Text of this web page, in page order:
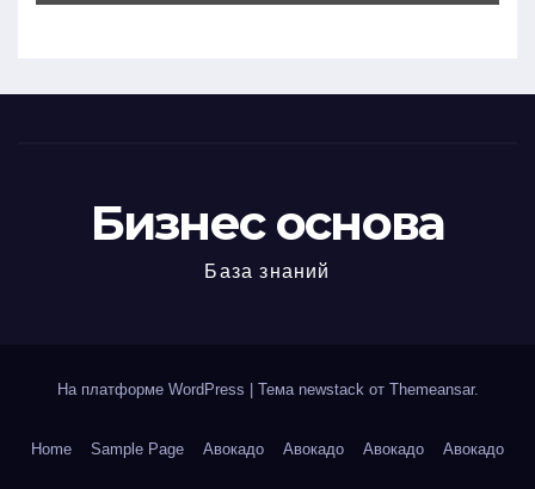
Бизнес основа
База знаний
На платформе WordPress Тема newstack от Themeansar.
Home Sample Page Авокадо Авокадо Авокадо Авокадо